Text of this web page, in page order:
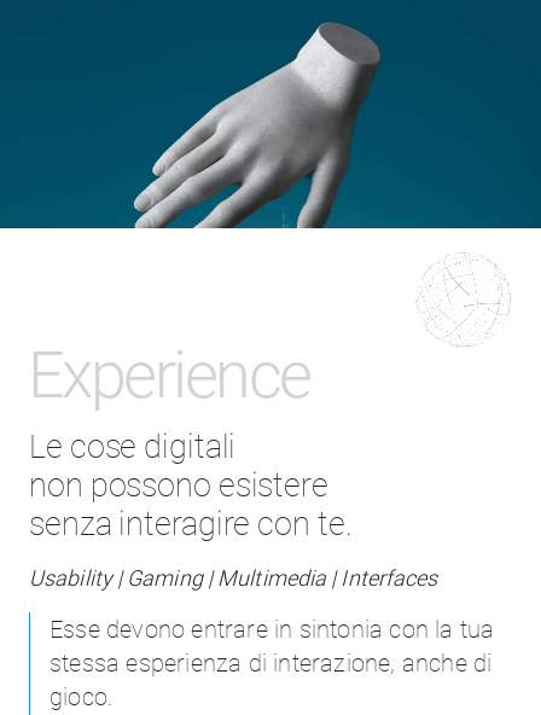
Experience
Le cose digitali
non possono esistere
senza interagire con te.
Usability | Gaming | Multimedia | Interfaces
Esse devono entrare in sintonia con la tua
stessa esperienza di interazione, anche di
gioco.